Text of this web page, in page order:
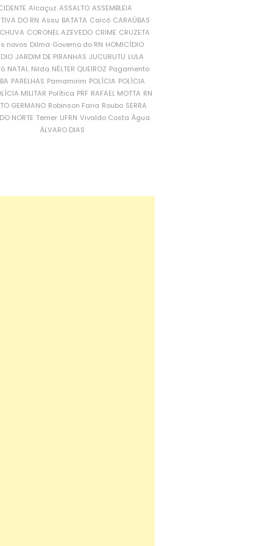
Alcaçuz ASSALTO ASSEMBLEIA
DO RN Assu BATATA Caicó CARAÚBAS
CORONEL AZEVEDO CRIME CRUZETA
novos Dilma Governo do RN HOMICÍDIO
JARDIM DE PIRANHAS JUCURUTU LULA
NATAL Nilda NÉLTER QUEIROZ Pagamento
PARELHAS Parnamirim POLÍCIA POLÍCIA
MILITAR Política PRF RAFAEL MOTTA RN
GERMANO Robinson Faria Roubo SERRA
NORTE Temer UFRN Vivaldo Costa Água
ÁLVARO DIAS